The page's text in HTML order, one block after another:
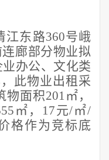
江东路360号峨
廊部分物业拟
办公、文化类
此物业出租采
面积201㎡，
㎡，17元/㎡/
格作为竞标底